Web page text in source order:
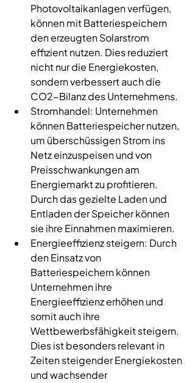
Photovoltaikanlagen verfügen,
können mit Batteriespeichern
den erzeugten Solarstrom
effizient nutzen. Dies reduziert
nicht nur die Energiekosten,
sondern verbessert auch die
CO2-Bilanz des Unternehmens.
Stromhandel: Unternehmen
können Batteriespeicher nutzen,
um überschüssigen Strom ins
Netz einzuspeisen und von
Preisschwankungen am
Energiemarkt zu profitieren.
Durch das gezielte Laden und
Entladen der Speicher können
sie ihre Einnahmen maximieren.
Energieeffizienz steigern: Durch
den Einsatz von
Batteriespeichern können
Unternehmen ihre
Energieeffizienz erhöhen und
somit auch ihre
Wettbewerbsfähigkeit steigern.
Dies ist besonders relevant in
Zeiten steigender Energiekosten
und wachsender